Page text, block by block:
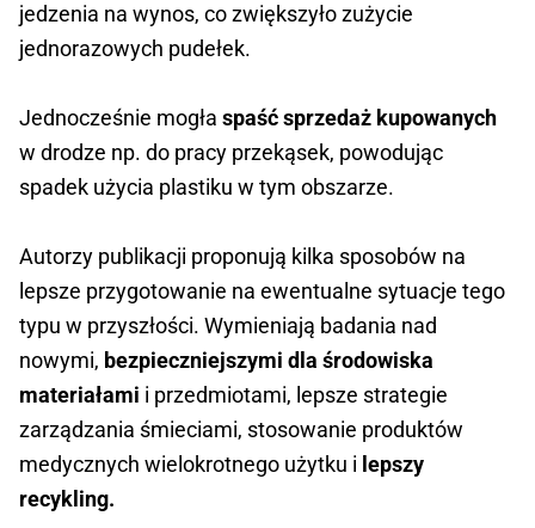
jedzenia na wynos, co zwiększyło zużycie
jednorazowych pudełek.
Jednocześnie mogła spaść sprzedaż kupowanych
w drodze np. do pracy przekąsek, powodując
spadek użycia plastiku w tym obszarze.
Autorzy publikacji proponują kilka sposobów na
lepsze przygotowanie na ewentualne sytuacje tego
typu w przyszłości. Wymieniają badania nad
nowymi, bezpieczniejszymi dla środowiska
materiałami i przedmiotami, lepsze strategie
zarządzania śmieciami, stosowanie produktów
medycznych wielokrotnego użytku i lepszy
recykling.